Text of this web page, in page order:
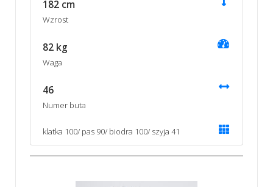
182 cm
Wzrost
82 kg
Waga
46
Numer buta
klatka 100/ pas 90/ biodra 100/ szyja 41